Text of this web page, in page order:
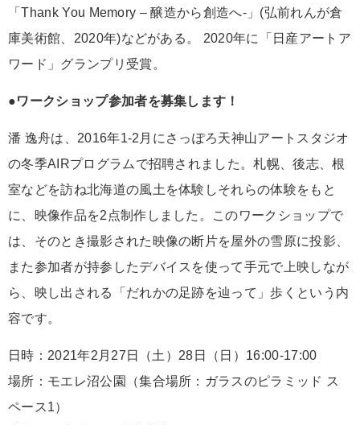
「Thank You Memory – 醸造から創造へ-」(弘前れんが倉
庫美術館、2020年)などがある。 2020年に「日産アートア
ワード」グランプリ受賞。
●ワークショップ参加者を募集します！
潘 逸舟は、2016年1-2月にさっぽろ天神山アートスタジオ
の冬季AIRプログラムで招聘されました。札幌、後志、根
室などを訪ね北海道の風土を体験しそれらの体験をもと
に、映像作品を2点制作しました。このワークショップで
は、そのとき撮影された映像の断片を屋外の雪原に投影、
また参加者が持参したデバイスを使って手元で上映しなが
ら、映し出される「だれかの足跡を辿って」歩くという内
容です。
日時：2021年2月27日（土）28日（日）16:00-17:00
場所：モエレ沼公園（集合場所：ガラスのピラミッド ス
ペース1）